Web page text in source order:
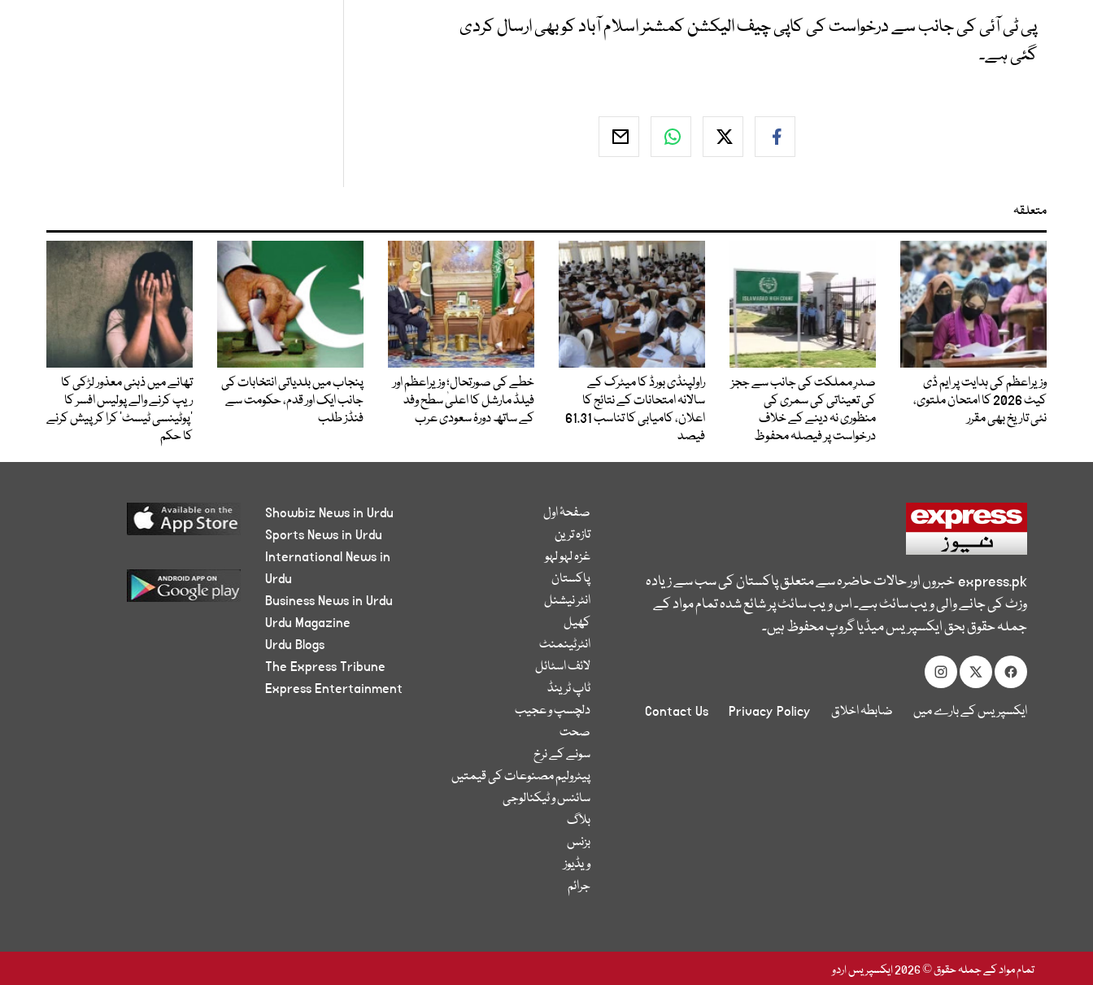
پی ٹی آئی کی جانب سے درخواست کی کاپی چیف الیکشن کمشنر اسلام آباد کو بھی ارسال کردی
گئی ہے۔
متعلقہ
وزیراعظم کی ہدایت پر ایم ڈی
کیٹ 2026 کا امتحان ملتوی،
نئی تاریخ بھی مقرر
صدرِ مملکت کی جانب سے ججز
کی تعیناتی کی سمری کی
منظوری نہ دینے کے خلاف
درخواست پر فیصلہ محفوظ
راولپنڈی بورڈ کا میٹرک کے
سالانہ امتحانات کے نتائج کا
اعلان، کامیابی کا تناسب 61.31
فیصد
خطے کی صورتحال؛ وزیراعظم اور
فیلڈ مارشل کا اعلیٰ سطح وفد
کے ساتھ دورۂ سعودی عرب
پنجاب میں بلدیاتی انتخابات کی
جانب ایک اور قدم، حکومت سے
فنڈز طلب
تھانے میں ذہنی معذور لڑکی کا
ریپ کرنے والے پولیس افسر کا
’پوٹینسی ٹیسٹ‘ کرا کر پیش کرنے
کا حکم
express.pkخبروں اور حالات حاضرہ سے متعلق پاکستان کی سب سے زیادہ
وزٹ کی جانے والی ویب سائٹ ہے۔ اس ویب سائٹ پر شائع شدہ تمام مواد کے
جملہ حقوق بحق ایکسپریس میڈیا گروپ محفوظ ہیں۔
ایکسپریس کے بارے میں ضابطہ اخلاق Privacy Policy
Contact Us
صفحۂ اول
تازہ ترین
غزہ لہو لہو
پاکستان
انٹر نیشنل
کھیل
انٹرٹینمنٹ
لائف اسٹائل
ٹاپ ٹرینڈ
دلچسپ و عجیب
صحت
سونے کے نرخ
پیٹرولیم مصنوعات کی قیمتیں
سائنس و ٹیکنالوجی
بلاگ
بزنس
ویڈیوز
جرائم
Showbiz News in Urdu
Sports News in Urdu
International News in
Urdu
Business News in Urdu
Urdu Magazine
Urdu Blogs
The Express Tribune
Express Entertainment
تمام مواد کے جملہ حقوق © 2026 ایکسپریس اردو